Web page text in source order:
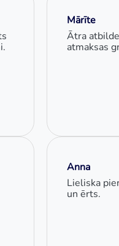
Mārīte
Ātra
atmaksas
Anna
Lieliska
un ērts.